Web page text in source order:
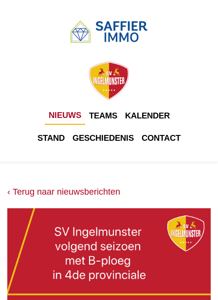
NIEUWS TEAMS KALENDER
STAND GESCHIEDENIS CONTACT
‹ Terug naar nieuwsberichten